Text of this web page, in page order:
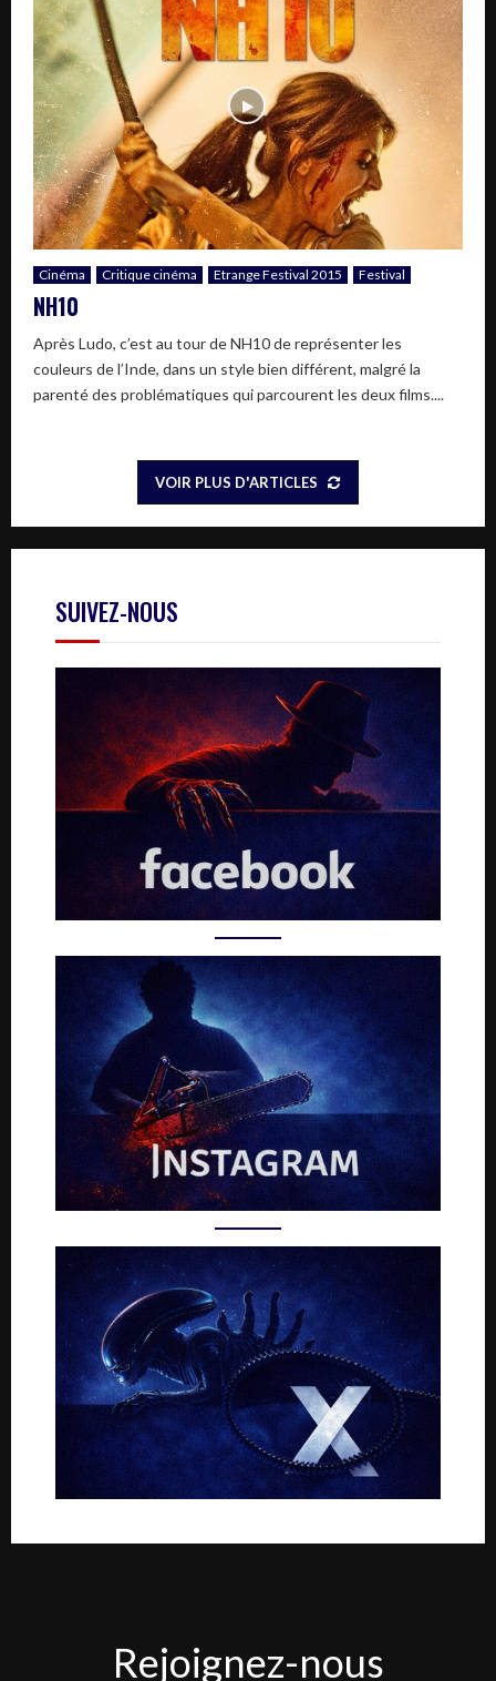
Cinéma Critique cinéma Etrange Festival 2015 Festival
NH10
Après Ludo, c’est au tour de NH10 de représenter les
couleurs de l’Inde, dans un style bien différent, malgré la
parenté des problématiques qui parcourent les deux films....
VOIR PLUS D'ARTICLES
SUIVEZ-NOUS
Rejoignez-nous